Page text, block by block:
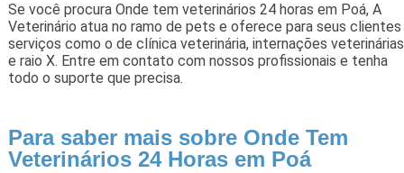
Se você procura Onde tem veterinários 24 horas em Poá, A
Veterinário atua no ramo de pets e oferece para seus clientes
serviços como o de clínica veterinária, internações veterinárias
e raio X. Entre em contato com nossos profissionais e tenha
todo o suporte que precisa.
Para saber mais sobre Onde Tem
Veterinários 24 Horas em Poá